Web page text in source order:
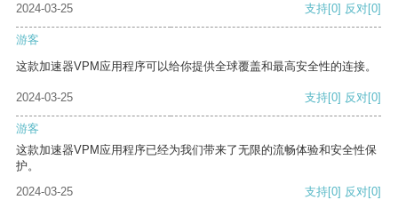
2024-03-25 支持[0] 反对[0]
游客
这款加速器VPM应用程序可以给你提供全球覆盖和最高安全性的连接。
2024-03-25 支持[0] 反对[0]
游客
这款加速器VPM应用程序已经为我们带来了无限的流畅体验和安全性保
护。
2024-03-25
支持[0] 反对[0]